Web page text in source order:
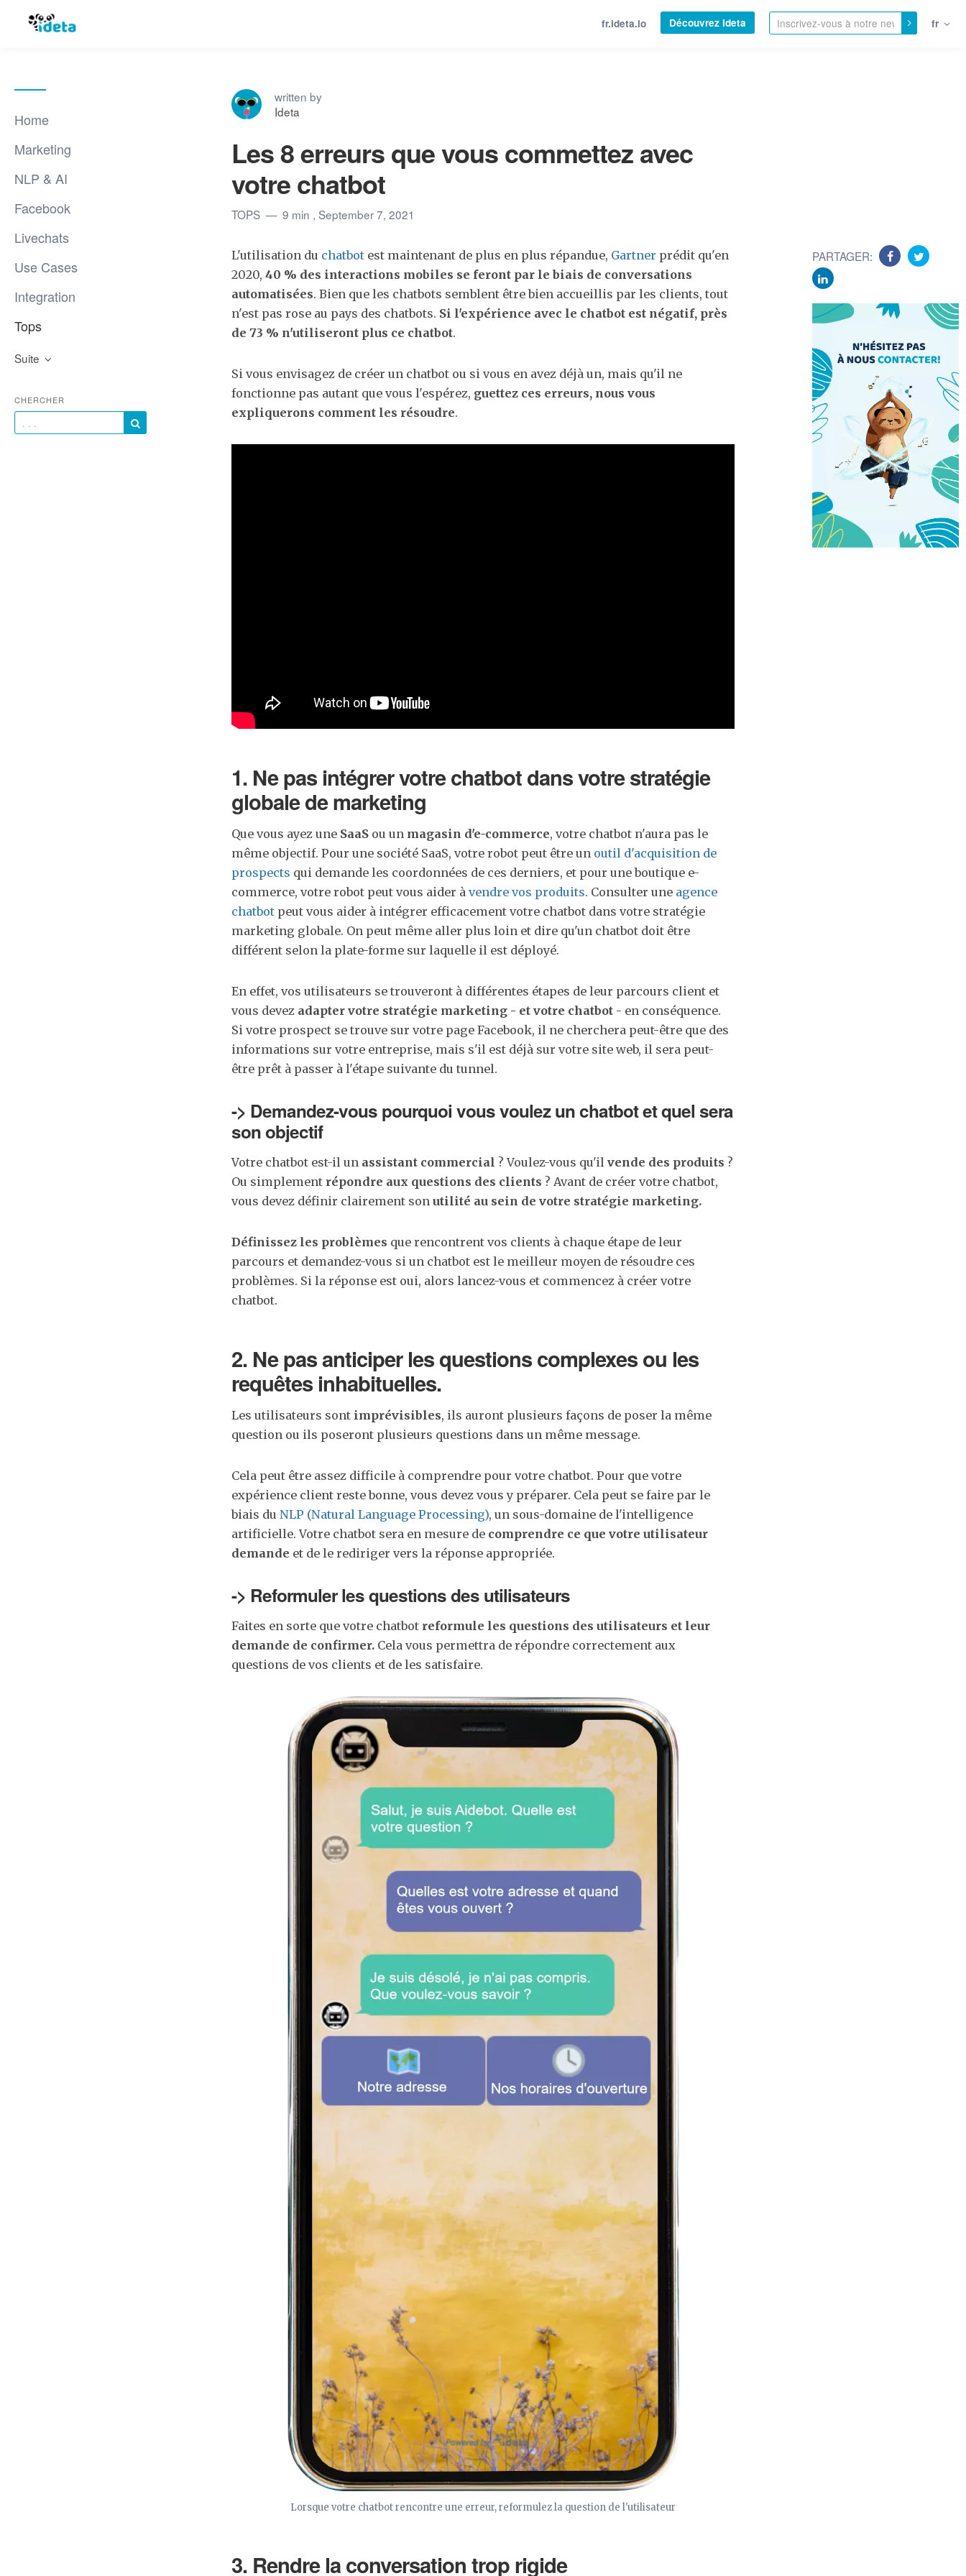
fr.ideta.io Découvrez Ideta fr
Home
Marketing
NLP & AI
Facebook
Livechats
Use Cases
Integration
Tops
Suite
CHERCHER
written by
Ideta
Les 8 erreurs que vous commettez avec
votre chatbot
TOPS 9 min , September 7, 2021
L'utilisation du chatbot est maintenant de plus en plus répandue, Gartner prédit qu'en
2020, 40 % des interactions mobiles se feront par le biais de conversations
automatisées. Bien que les chatbots semblent être bien accueillis par les clients, tout
n'est pas rose au pays des chatbots. Si l'expérience avec le chatbot est négatif, près
de 73 % n'utiliseront plus ce chatbot.
Si vous envisagez de créer un chatbot ou si vous en avez déjà un, mais qu'il ne
fonctionne pas autant que vous l'espérez, guettez ces erreurs, nous vous
expliquerons comment les résoudre.
1. Ne pas intégrer votre chatbot dans votre stratégie
globale de marketing
Que vous ayez une SaaS ou un magasin d'e-commerce, votre chatbot n'aura pas le
même objectif. Pour une société SaaS, votre robot peut être un outil d'acquisition de
prospects qui demande les coordonnées de ces derniers, et pour une boutique e-
commerce, votre robot peut vous aider à vendre vos produits. Consulter une agence
chatbot peut vous aider à intégrer efficacement votre chatbot dans votre stratégie
marketing globale. On peut même aller plus loin et dire qu'un chatbot doit être
différent selon la plate-forme sur laquelle il est déployé.
En effet, vos utilisateurs se trouveront à différentes étapes de leur parcours client et
vous devez adapter votre stratégie marketing - et votre chatbot - en conséquence.
Si votre prospect se trouve sur votre page Facebook, il ne cherchera peut-être que des
informations sur votre entreprise, mais s'il est déjà sur votre site web, il sera peut-
être prêt à passer à l'étape suivante du tunnel.
-> Demandez-vous pourquoi vous voulez un chatbot et quel sera
son objectif
Votre chatbot est-il un assistant commercial ? Voulez-vous qu'il vende des produits ?
Ou simplement répondre aux questions des clients ? Avant de créer votre chatbot,
vous devez définir clairement son utilité au sein de votre stratégie marketing.
Définissez les problèmes que rencontrent vos clients à chaque étape de leur
parcours et demandez-vous si un chatbot est le meilleur moyen de résoudre ces
problèmes. Si la réponse est oui, alors lancez-vous et commencez à créer votre
chatbot.
2. Ne pas anticiper les questions complexes ou les
requêtes inhabituelles.
Les utilisateurs sont imprévisibles, ils auront plusieurs façons de poser la même
question ou ils poseront plusieurs questions dans un même message.
Cela peut être assez difficile à comprendre pour votre chatbot. Pour que votre
expérience client reste bonne, vous devez vous y préparer. Cela peut se faire par le
biais du NLP (Natural Language Processing), un sous-domaine de l'intelligence
artificielle. Votre chatbot sera en mesure de comprendre ce que votre utilisateur
demande et de le rediriger vers la réponse appropriée.
-> Reformuler les questions des utilisateurs
Faites en sorte que votre chatbot reformule les questions des utilisateurs et leur
demande de confirmer. Cela vous permettra de répondre correctement aux
questions de vos clients et de les satisfaire.
Lorsque votre chatbot rencontre une erreur, reformulez la question de l'utilisateur
3. Rendre la conversation trop rigide
PARTAGER: